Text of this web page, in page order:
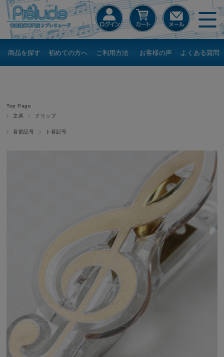
商品を探す 初めての方へ ご利用方法 お客様の声 よくある質問
Top Page
文具
クリップ
音部記号 ト音記号